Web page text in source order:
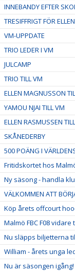
INNEBANDY EFTER
TRESIFFRIGT FÖR ELLEN
VM-UPPDATE
TRIO LEDER I VM
JULCAMP
TRIO TILL VM
ELLEN MAGNUSSON
YAMOU NJAI TILL VM
ELLEN RASMUSSEN
SKÅNEDERBY
500 POÄNG I
Fritidskortet hos
Ny säsong - handla
VÄLKOMMEN ATT
Köp årets offcourt
Malmö FBC F08
Nu släpps biljetterna
William - årets unga
Nu är säsongen igång!